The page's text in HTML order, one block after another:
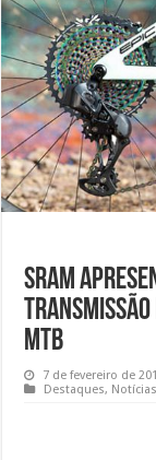
SRAM
MTB
7 de fevereiro de
Destaques,